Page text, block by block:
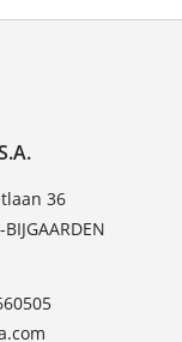
36